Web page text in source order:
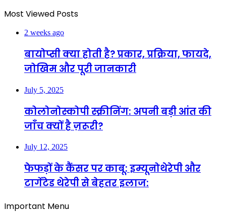
Most Viewed Posts
2 weeks ago
बायोप्सी क्या होती है? प्रकार, प्रक्रिया, फायदे,
जोखिम और पूरी जानकारी
July 5, 2025
कोलोनोस्कोपी स्क्रीनिंग: अपनी बड़ी आंत की
जाँच क्यों है ज़रूरी?
July 12, 2025
फेफड़ों के कैंसर पर काबू: इम्यूनोथेरेपी और
टार्गेटेड थेरेपी से बेहतर इलाज:
Important Menu